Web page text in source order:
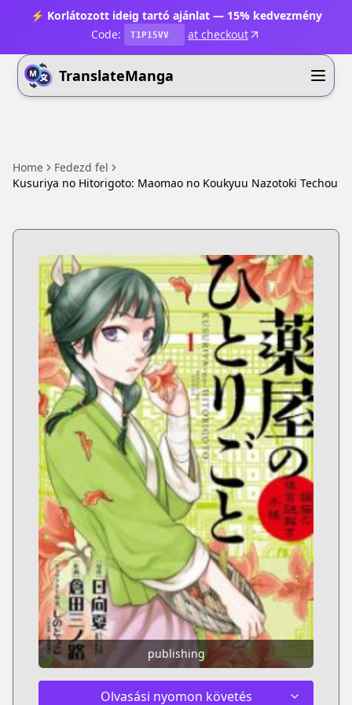
⚡ Korlátozott ideig tartó ajánlat — 15% kedvezmény
Code:
T1P15VV at checkout
TranslateManga
Home
Fedezd fel
Kusuriya no Hitorigoto: Maomao no Koukyuu Nazotoki Techou
publishing
Olvasási nyomon követés